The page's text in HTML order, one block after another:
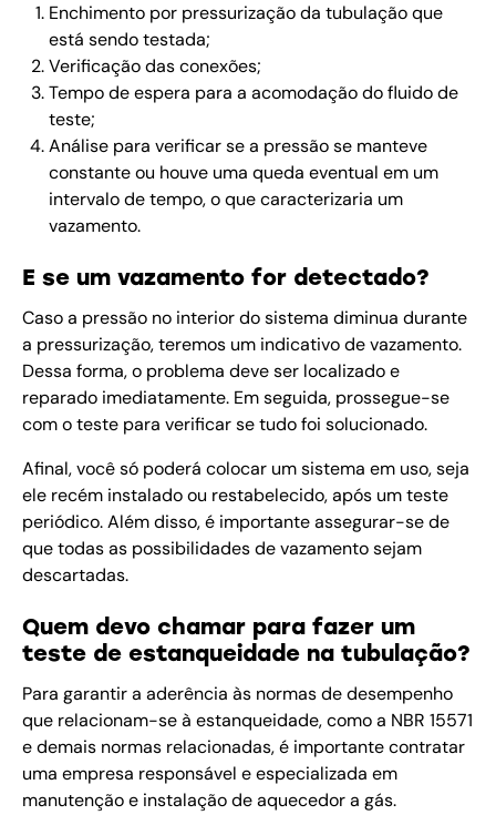
Enchimento por pressurização da tubulação que
está sendo testada;
Verificação das conexões;
Tempo de espera para a acomodação do fluido de
teste;
Análise para verificar se a pressão se manteve
constante ou houve uma queda eventual em um
intervalo de tempo, o que caracterizaria um
vazamento.
E se um vazamento for detectado?
Caso a pressão no interior do sistema diminua durante
a pressurização, teremos um indicativo de vazamento.
Dessa forma, o problema deve ser localizado e
reparado imediatamente. Em seguida, prossegue-se
com o teste para verificar se tudo foi solucionado.
Afinal, você só poderá colocar um sistema em uso, seja
ele recém instalado ou restabelecido, após um teste
periódico. Além disso, é importante assegurar-se de
que todas as possibilidades de vazamento sejam
descartadas.
Quem devo chamar para fazer um
teste de estanqueidade na tubulação?
Para garantir a aderência às normas de desempenho
que relacionam-se à estanqueidade, como a NBR 15571
e demais normas relacionadas, é importante contratar
uma empresa responsável e especializada em
manutenção e instalação de aquecedor a gás.